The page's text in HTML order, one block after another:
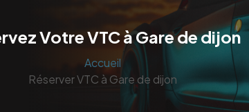
Votre VTC à Gare de dijon
Accueil
Réserver VTC à Gare de dijon